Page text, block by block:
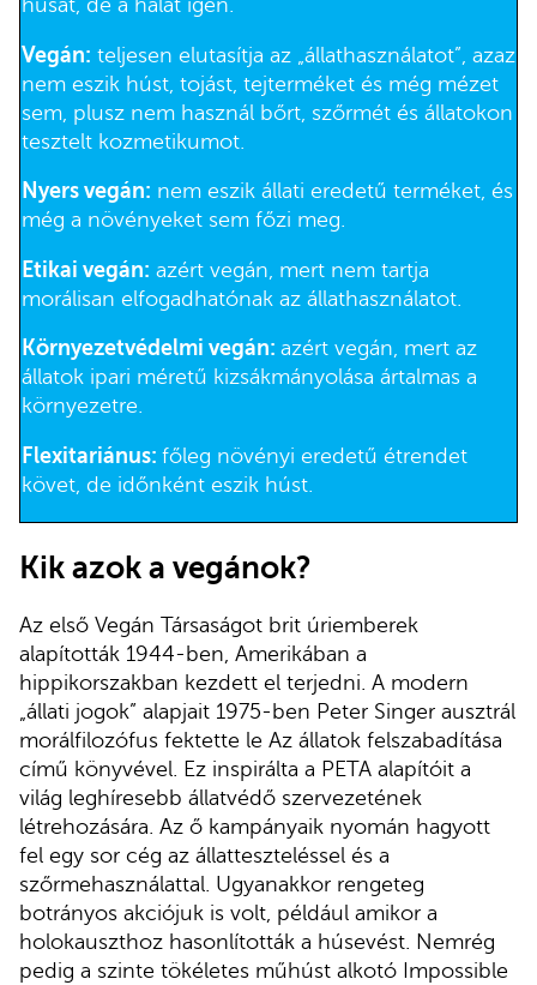
Vegán: teljesen elutasítja az „állathasználatot”, azaz
nem eszik húst, tojást, tejterméket és még mézet
sem, plusz nem használ bőrt, szőrmét és állatokon
tesztelt kozmetikumot.
Nyers vegán: nem eszik állati eredetű terméket, és
még a növényeket sem főzi meg.
Etikai vegán: azért vegán, mert nem tartja
morálisan elfogadhatónak az állathasználatot.
Környezetvédelmi vegán: azért vegán, mert az
állatok ipari méretű kizsákmányolása ártalmas a
környezetre.
Flexitariánus: főleg növényi eredetű étrendet
követ, de időnként eszik húst.
Kik azok a vegánok?
Az első Vegán Társaságot brit úriemberek
alapították 1944-ben, Amerikában a
hippikorszakban kezdett el terjedni. A modern
„állati jogok” alapjait 1975-ben Peter Singer ausztrál
morálfilozófus fektette le Az állatok felszabadítása
című könyvével. Ez inspirálta a PETA alapítóit a
világ leghíresebb állatvédő szervezetének
létrehozására. Az ő kampányaik nyomán hagyott
fel egy sor cég az állatteszteléssel és a
szőrmehasználattal. Ugyanakkor rengeteg
botrányos akciójuk is volt, például amikor a
holokauszthoz hasonlították a húsevést. Nemrég
pedig a szinte tökéletes műhúst alkotó Impossible